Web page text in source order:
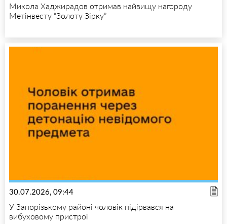
Микола Хаджирадов отримав найвищу нагороду
Метінвесту “Золоту Зірку”
30.07.2026, 09:44
У Запорізькому районі чоловік підірвався на
вибуховому пристрої